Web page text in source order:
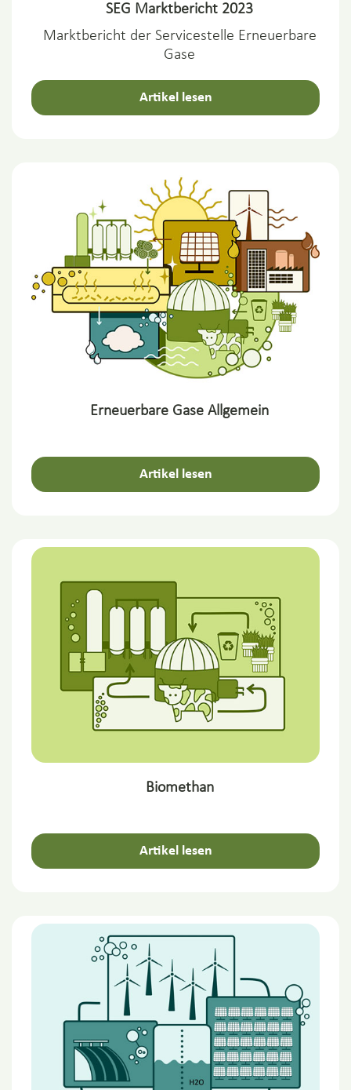
SEG Marktbericht 2023
Marktbericht der Servicestelle Erneuerbare
Gase
Artikel lesen
Erneuerbare Gase Allgemein
Artikel lesen
Biomethan
Artikel lesen